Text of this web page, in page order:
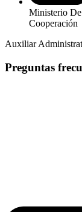
Ministerio
Cooperación
Auxiliar
Preguntas